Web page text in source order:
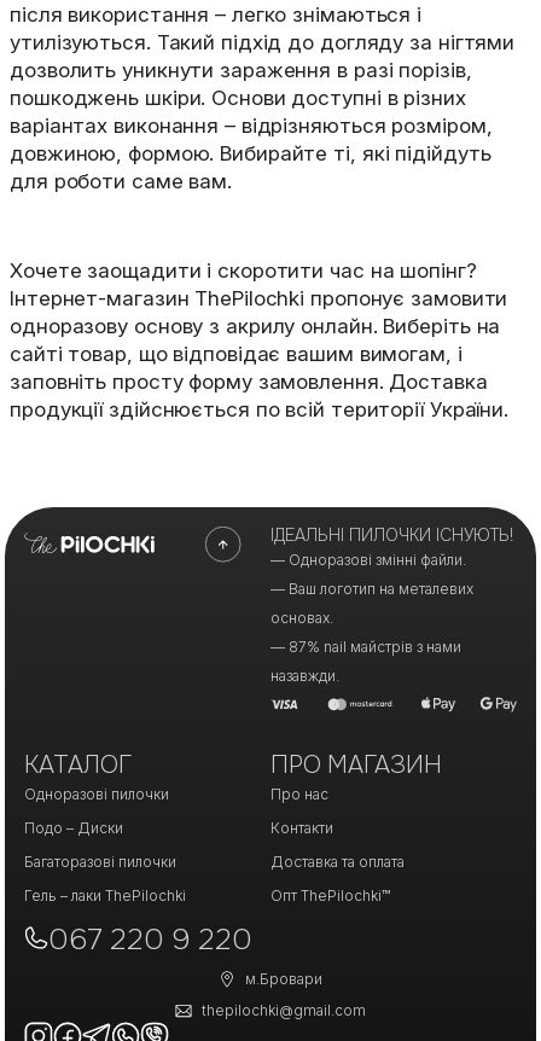
після використання – легко знімаються і
утилізуються. Такий підхід до догляду за нігтями
дозволить уникнути зараження в разі порізів,
пошкоджень шкіри. Основи доступні в різних
варіантах виконання – відрізняються розміром,
довжиною, формою. Вибирайте ті, які підійдуть
для роботи саме вам.
Хочете заощадити і скоротити час на шопінг?
Інтернет-магазин ThePilochki пропонує замовити
одноразову основу з акрилу онлайн. Виберіть на
сайті товар, що відповідає вашим вимогам, і
заповніть просту форму замовлення. Доставка
продукції здійснюється по всій території України.
ІДЕАЛЬНІ ПИЛОЧКИ ІСНУЮТЬ!
— Одноразові змінні файли.
— Ваш логотип на металевих
основах.
— 87% nail майстрів з нами
назавжди.
КАТАЛОГ
Одноразові пилочки
Подо – Диски
Багаторазові пилочки
Гель – лаки ThePilochki
ПРО МАГАЗИН
Про нас
Контакти
Доставка та оплата
Опт ThePilochki™
067 220 9 220
м.Бровари
thepilochki@gmail.com